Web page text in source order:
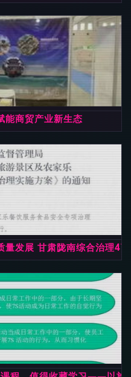
能商贸产业新生态
量发展 甘肃陇南综合治理